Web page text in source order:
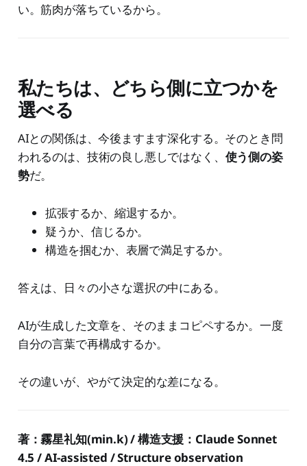
い。筋肉が落ちているから。
私たちは、どちら側に立つかを
選べる
AIとの関係は、今後ますます深化する。そのとき問
われるのは、技術の良し悪しではなく、 使う側の姿
勢だ。
拡張するか、縮退するか。
疑うか、信じるか。
構造を掴むか、表層で満足するか。
答えは、日々の小さな選択の中にある。
AIが生成した文章を、そのままコピペするか。一度
自分の言葉で再構成するか。
その違いが、やがて決定的な差になる。
著：霧星礼知(min.k) / 構造支援：Claude Sonnet
4.5 / AI-assisted / Structure observation